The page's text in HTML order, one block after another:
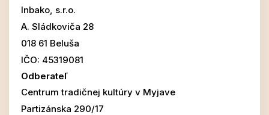
Inbako, s.r.o.
A. Sládkoviča 28
018 61 Beluša
IČO: 45319081
Odberateľ
Centrum tradičnej kultúry v Myjave
Partizánska 290/17